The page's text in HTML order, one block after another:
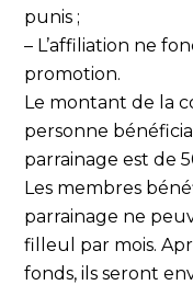
punis ;
– L’affiliation ne
promotion.
Le montant de la
personne
parrainage est de
Les membres
parrainage ne
filleul par mois.
fonds, ils seront